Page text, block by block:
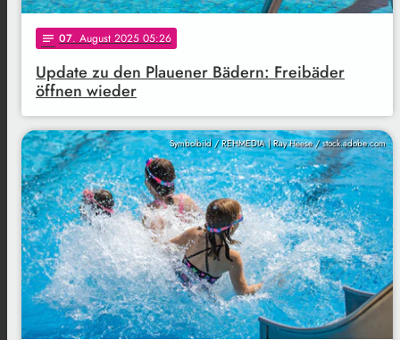
notes 07. August 2025 05:26
Update zu den Plauener Bädern: Freibäder
öffnen wieder
Symbolbild / REHMEDIA | Ray Heese / stock.adobe.com